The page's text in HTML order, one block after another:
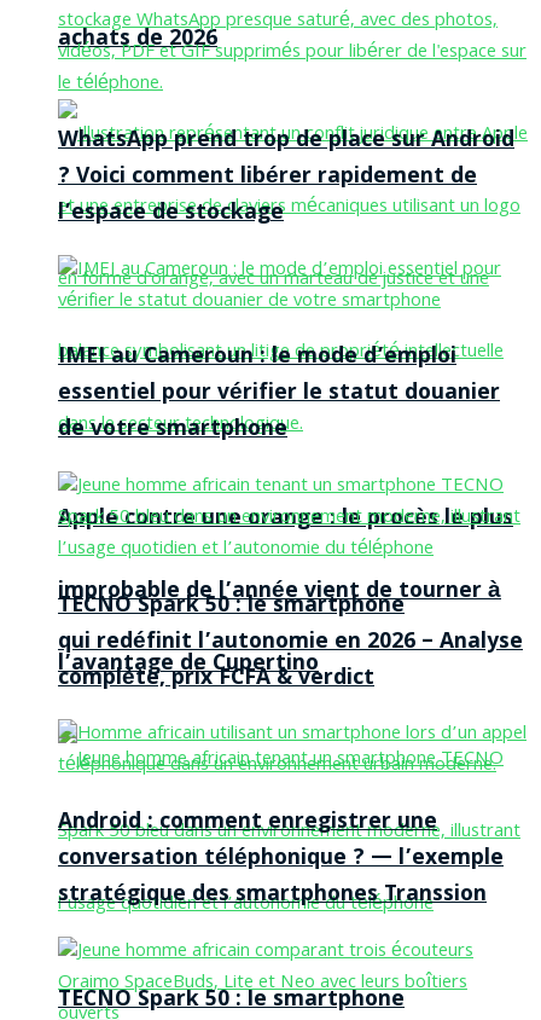
achats de 2026
Apple contre une orange : le procès le plus
improbable de l’année vient de tourner à
l’avantage de Cupertino
TECNO Spark 50 : le smartphone
WhatsApp prend trop de place sur Android
? Voici comment libérer rapidement de
l’espace de stockage
IMEI au Cameroun : le mode d’emploi
essentiel pour vérifier le statut douanier
de votre smartphone
TECNO Spark 50 : le smartphone
qui redéfinit l’autonomie en 2026 – Analyse
complète, prix FCFA & verdict
Android : comment enregistrer une
conversation téléphonique ? — l’exemple
stratégique des smartphones Transsion